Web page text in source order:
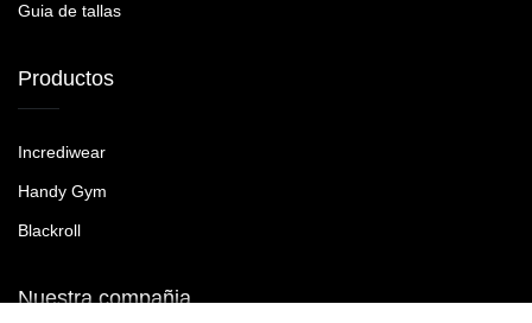
Guia de tallas
Productos
Incrediwear
Handy Gym
Blackroll
Nuestra compañia